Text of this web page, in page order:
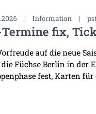
| Information |
Termine fix,
auf die neue
Füchse Berlin in der
fest, Karten